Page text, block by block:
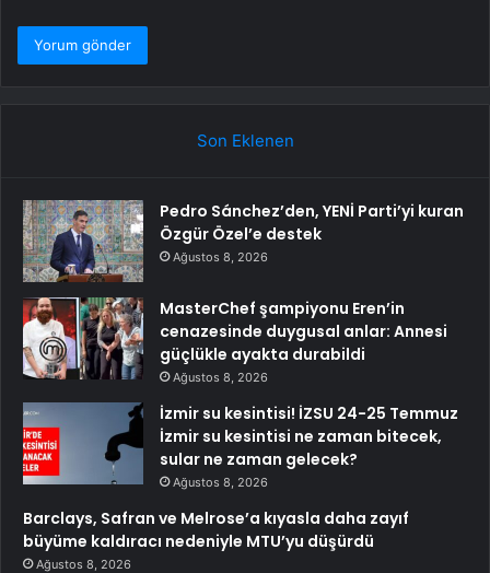
Son Eklenen
Pedro Sánchez’den, YENİ Parti’yi kuran
Özgür Özel’e destek
Ağustos 8, 2026
MasterChef şampiyonu Eren’in
cenazesinde duygusal anlar: Annesi
güçlükle ayakta durabildi
Ağustos 8, 2026
İzmir su kesintisi! İZSU 24-25 Temmuz
İzmir su kesintisi ne zaman bitecek,
sular ne zaman gelecek?
Ağustos 8, 2026
Barclays, Safran ve Melrose’a kıyasla daha zayıf
büyüme kaldıracı nedeniyle MTU’yu düşürdü
Ağustos 8, 2026